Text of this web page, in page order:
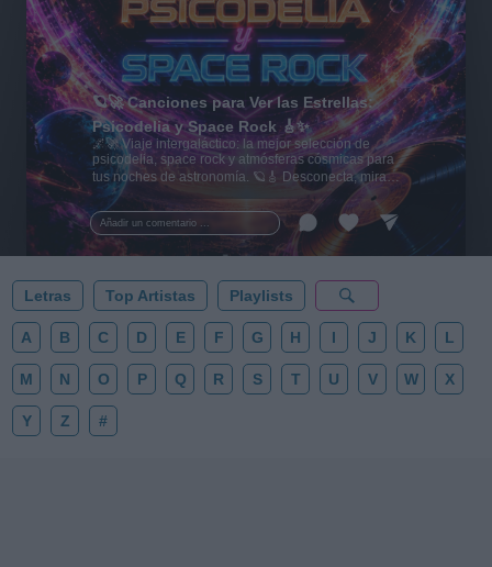
Añadir un comentario ...
🪐🚀 Canciones para Ver las Estrellas:
Psicodelia y Space Rock 🎸✨
🌌🚀 Viaje intergaláctico: la mejor selección de
psicodelia, space rock y atmósferas cósmicas para
tus noches de astronomía. 🪐🎸 Desconecta, mira
al firmamento y siente la gravedad cero. 💾 ¡Guarda
esta colección para tu próxima noche estrellada!
✨⭐
Letras Top Artistas Playlists
A B C D E F G H I J K L
M N O P Q R S T U V W X
Y Z #